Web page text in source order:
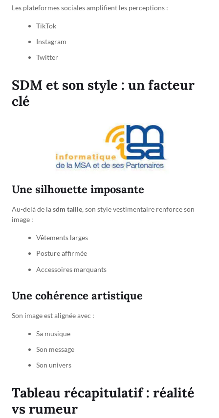
Les plateformes sociales amplifient les perceptions :
TikTok
Instagram
Twitter
SDM et son style : un facteur
clé
Une silhouette imposante
Au-delà de lasdm taille, son style vestimentaire renforce son
image :
Vêtements larges
Posture affirmée
Accessoires marquants
Une cohérence artistique
Son image est alignée avec :
Sa musique
Son message
Son univers
Tableau récapitulatif : réalité
vs rumeur